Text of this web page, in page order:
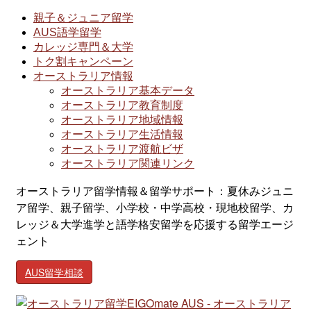
親子＆ジュニア留学
AUS語学留学
カレッジ専門＆大学
トク割キャンペーン
オーストラリア情報
オーストラリア基本データ
オーストラリア教育制度
オーストラリア地域情報
オーストラリア生活情報
オーストラリア渡航ビザ
オーストラリア関連リンク
オーストラリア留学情報＆留学サポート：夏休みジュニ
ア留学、親子留学、小学校・中学高校・現地校留学、カ
レッジ＆大学進学と語学格安留学を応援する留学エージ
ェント
AUS留学相談